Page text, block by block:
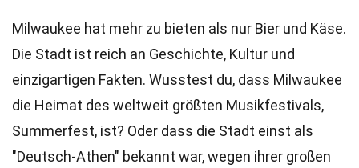
Milwaukee hat mehr zu bieten als nur Bier und Käse.
Die Stadt ist reich an Geschichte, Kultur und
einzigartigen Fakten. Wusstest du, dass Milwaukee
die Heimat des weltweit größten Musikfestivals,
Summerfest, ist? Oder dass die Stadt einst als
"Deutsch-Athen" bekannt war, wegen ihrer großen